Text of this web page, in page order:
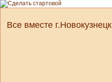
Все вместе г.Новокузнецк